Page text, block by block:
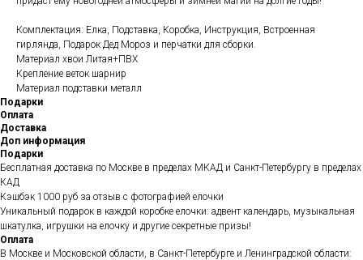
Комплектация: Елка, Подставка, Коробка, Инструкция, Встроенная
гирлянда, Подарок Дед Мороз и перчатки для сборки.
Материал хвои Литая+ПВХ
Крепление веток шарнир
Материал подставки металл
Подарки
Оплата
Доставка
Доп информация
Подарки
Бесплатная доставка по Москве в пределах МКАД и Санкт-Петербургу в пределах
КАД
Кэшбэк 1000 руб за отзыв с фотографией елочки
Уникальный подарок в каждой коробке елочки: адвент календарь, музыкальная
шкатулка, игрушки на елочку и другие секретные призы!
Оплата
В Москве и Московской области, в Санкт-Петербурге и Ленинградской области: